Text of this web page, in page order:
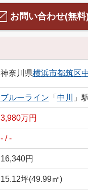
お問い合わせ(無料)
神奈川県横浜市都筑区
ブルーライン 「 中川 」
3,980万円
- / -
16,340円
15.12坪(49.99㎡)